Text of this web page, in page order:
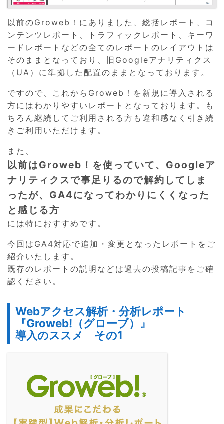
以前のGroweb！にありました、総括レポート、コ
ンテンツレポート、トラフィックレポート、キーワ
ードレポートなどの全てのレポートのレイアウトは
そのままとなっており、旧Googleアナリティクス
（UA）に準拠した配置のままとなっております。
ですので、これからGroweb！を新規に導入される
方にはわかりやすいレポートとなっております。も
ちろん継続してご利用される方も違和感なく引き続
きご利用いただけます。
また、
以前はGroweb！を使っていて、Googleア
ナリティクスで事足りるので解約してしま
ったが、GA4になってわかりにくくなった
と感じる方
には特におすすめです。
今回はGA4対応で追加・変更となったレポートをご
紹介いたします。
既存のレポートの説明などは過去の投稿記事をご確
認ください。
Webアクセス解析・分析レポート
『Groweb!（グローブ）』
導入のススメ その1